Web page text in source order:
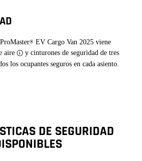
® EV Cargo Van 2025 viene
aire
Disclosure
y cinturones de seguridad de tres
los ocupantes seguros en cada asiento.
DE SEGURIDAD